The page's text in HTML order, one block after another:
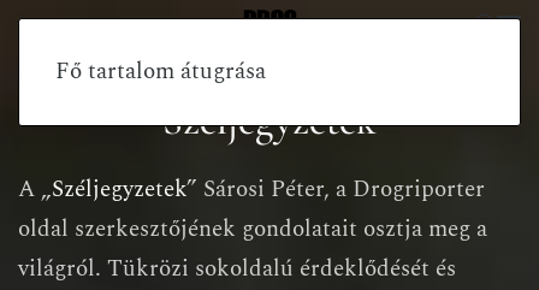
Fő tartalom átugrása
Széljegyzetek
A „Széljegyzetek” Sárosi Péter, a Drogriporter
oldal szerkesztőjének gondolatait osztja meg a
világról. Tükrözi sokoldalú érdeklődését és